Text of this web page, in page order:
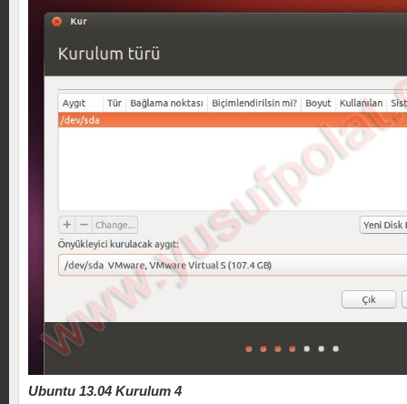
Ubuntu 13.04 Kurulum 4